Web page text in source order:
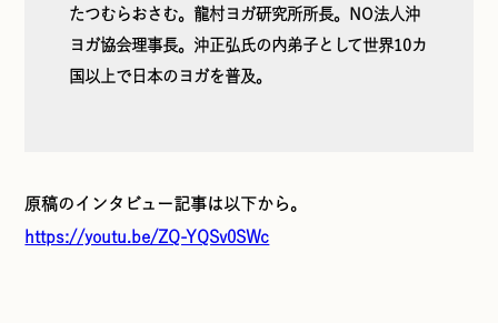
たつむらおさむ。龍村ヨガ研究所所長。NO法人沖
ヨガ協会理事長。沖正弘氏の内弟子として世界10カ
国以上で日本のヨガを普及。
原稿のインタビュー記事は以下から。
https://youtu.be/ZQ-YQSv0SWc